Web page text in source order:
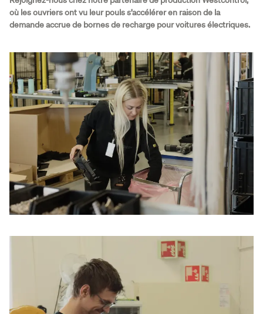
où les ouvriers ont vu leur pouls s’accélérer en raison de la
demande accrue de bornes de recharge pour voitures électriques.